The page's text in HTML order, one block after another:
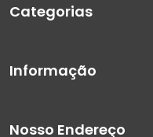
Categorias
Informação
Nosso Endereço